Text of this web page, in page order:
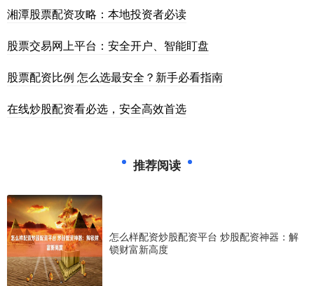
湘潭股票配资攻略：本地投资者必读
股票交易网上平台：安全开户、智能盯盘
股票配资比例 怎么选最安全？新手必看指南
在线炒股配资看必选，安全高效首选
推荐阅读
怎么样配资炒股配资平台 炒股配资神器：解
锁财富新高度